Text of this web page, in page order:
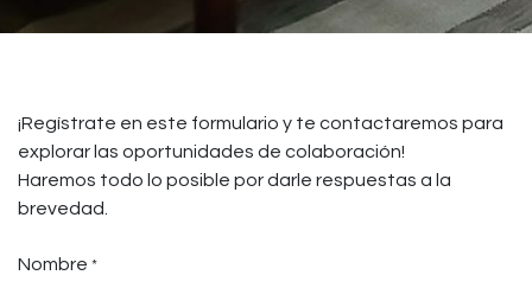
¡Regístrate en este formulario y te contactaremos para
explorar las oportunidades de colaboración!
Haremos todo lo posible por darle respuestas a la
brevedad.
Nombre *